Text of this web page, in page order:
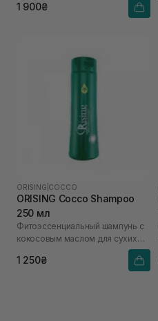
1 900₴
ORISING COCCO
ORISING Cocco Shampoo
250 мл
Фитоэссенциальный шампунь с
кокосовым маслом для сухих
1 250₴